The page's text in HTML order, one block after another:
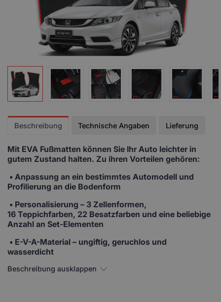
Beschreibung Technische Angaben Lieferung
Mit EVA Fußmatten können Sie Ihr Auto leichter in
gutem Zustand halten. Zu ihren Vorteilen gehören:
• Anpassung an ein bestimmtes Automodell und
Profilierung an die Bodenform
• Personalisierung – 3 Zellenformen,
16 Teppichfarben, 22 Besatzfarben und eine beliebige
Anzahl an Set-Elementen
• E-V-A-Material – ungiftig, geruchlos und
wasserdicht
Beschreibung ausklappen